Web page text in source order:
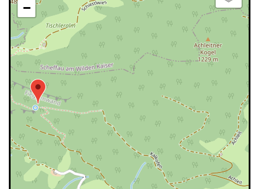
−